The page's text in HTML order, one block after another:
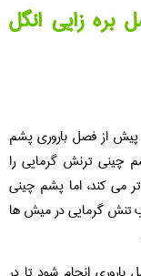
زایی انگل
مناطق گرم هستند باید 4 تا 5 هفته پیش از فصل باروری پشم
چینی ترنش گرمایی را
می کند، اما پشم چینی
تنش گرمایی در میش ها